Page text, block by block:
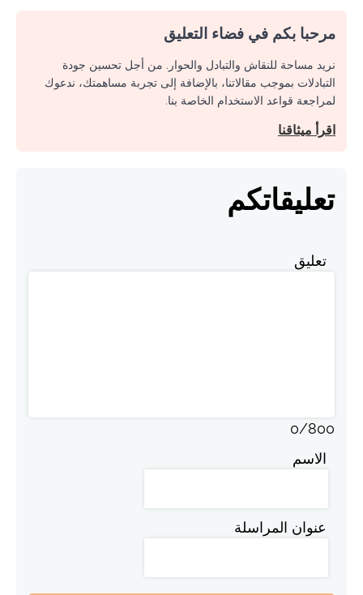
مرحبا بكم في فضاء التعليق
نريد مساحة للنقاش والتبادل والحوار. من أجل تحسين جودة
التبادلات بموجب مقالاتنا، بالإضافة إلى تجربة مساهمتك، ندعوك
لمراجعة قواعد الاستخدام الخاصة بنا.
اقرأ ميثاقنا
تعليقاتكم
تعليق
0/800
الاسم
عنوان المراسلة